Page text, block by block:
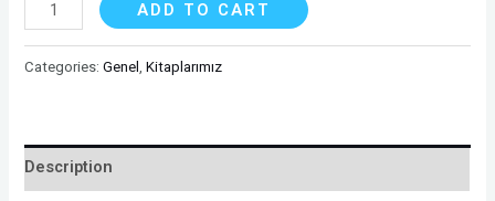
Farz
Işığında
Yolu
ADD TO CART
Categories:Genel ,Kitaplarımız
Description